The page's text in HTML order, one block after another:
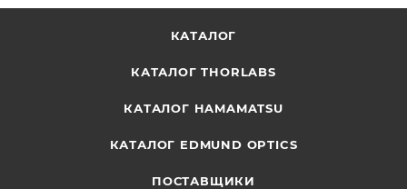
КАТАЛОГ
КАТАЛОГ THORLABS
КАТАЛОГ HAMAMATSU
КАТАЛОГ EDMUND OPTICS
ПОСТАВЩИКИ